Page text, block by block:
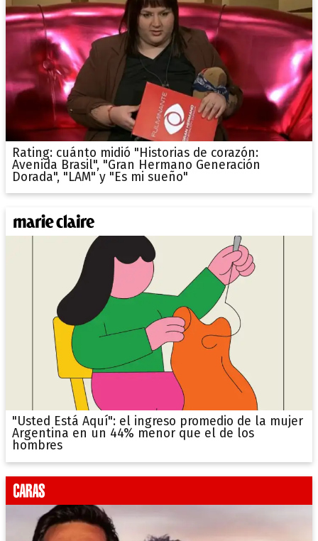
Rating: cuánto midió "Historias de corazón:
Avenida Brasil", "Gran Hermano Generación
Dorada", "LAM" y "Es mi sueño"
"Usted Está Aquí": el ingreso promedio de la mujer
Argentina en un 44% menor que el de los
hombres